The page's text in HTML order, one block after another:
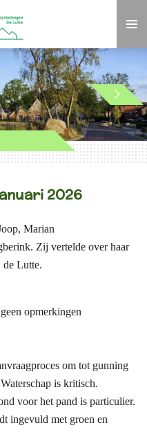
2026
Marian
Zij vertelde over haar
de Lutte.
geen opmerkingen
om tot gunning
is kritisch.
voor het pand is particulier.
ingevuld met groen en